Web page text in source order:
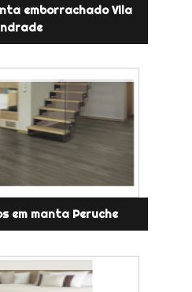
emborrachado Vila
em manta Peruche